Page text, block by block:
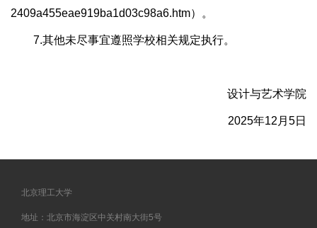
2409a455eae919ba1d03c98a6.htm）。
7.其他未尽事宜遵照学校相关规定执行。
设计与艺术学院
2025年12月5日
北京理工大学
地址：北京市海淀区中关村南大街5号